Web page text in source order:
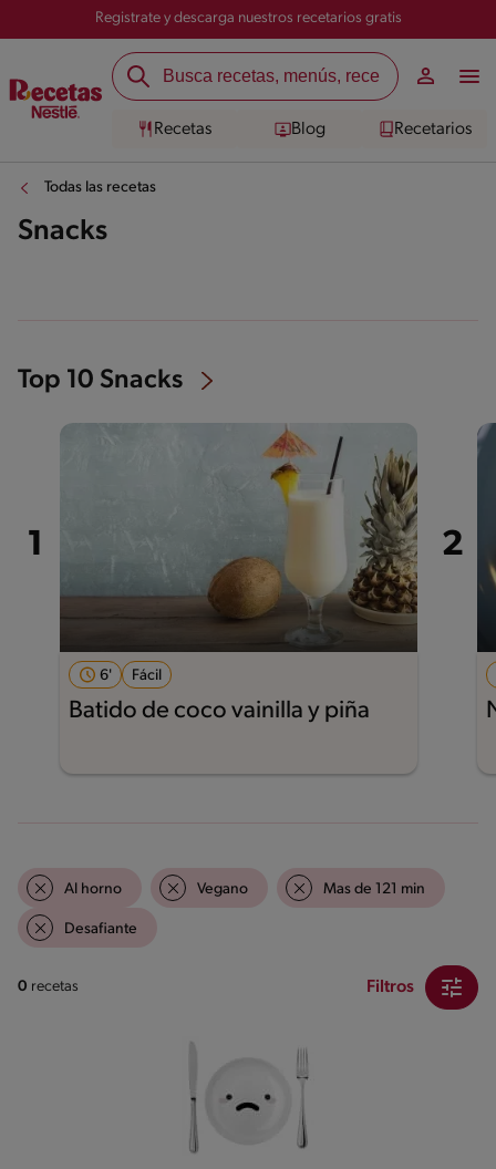
Registrate y descarga nuestros recetarios gratis
Recetas Blog Recetarios
Todas las recetas
Snacks
Top 10 Snacks
6' Fácil
Batido de coco vainilla y piña
Al horno Vegano Mas de 121 min
Desafiante
0 recetas Filtros